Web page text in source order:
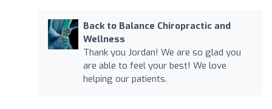
Back to Balance Chiropractic and
Wellness
Thank you Jordan! We are so glad you
are able to feel your best! We love
helping our patients.